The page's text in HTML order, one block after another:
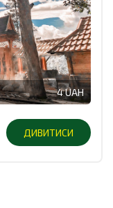
4 UAH
ДИВИТИСИ